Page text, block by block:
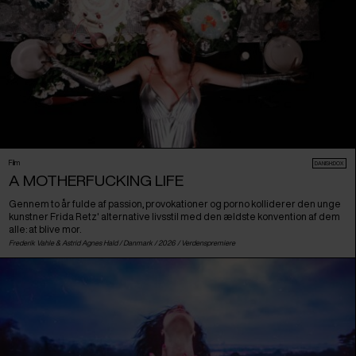
Film DANISH:DOX
A MOTHERFUCKING LIFE
Gennem to år fulde af passion, provokationer og porno kolliderer den unge
kunstner Frida Retz' alternative livsstil med den ældste konvention af dem
alle: at blive mor.
Frederik Vahle & Astrid Agnes Hald / Danmark / 2026 / Verdenspremiere